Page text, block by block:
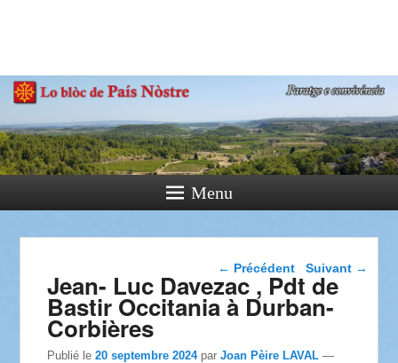
Paratge e Convivència
Menu
Navigation dans les
articles
← Précédent Suivant →
Jean- Luc Davezac , Pdt de
Bastir Occitania à Durban-
Corbières
Publié le20 septembre 2024 parJoan Pèire LAVAL —